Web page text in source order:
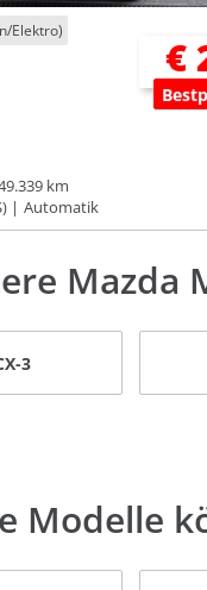
Elektro)
€
km
Automatik
Mazda
3
Modelle